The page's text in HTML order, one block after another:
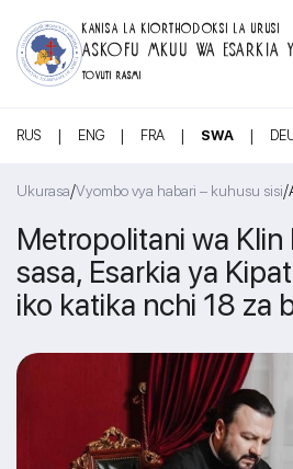
KANISA LA KIORTHODOKSI LA URUSI
ASKOFU MKUU WA ESARKIA
TOVUTI RASMI
RUS | ENG | FRA | SWA |
Ukurasa/Vyombo vya habari – kuhusu sisi/
Metropolitani wa Klin
sasa, Esarkia ya
iko katika nchi 18 za